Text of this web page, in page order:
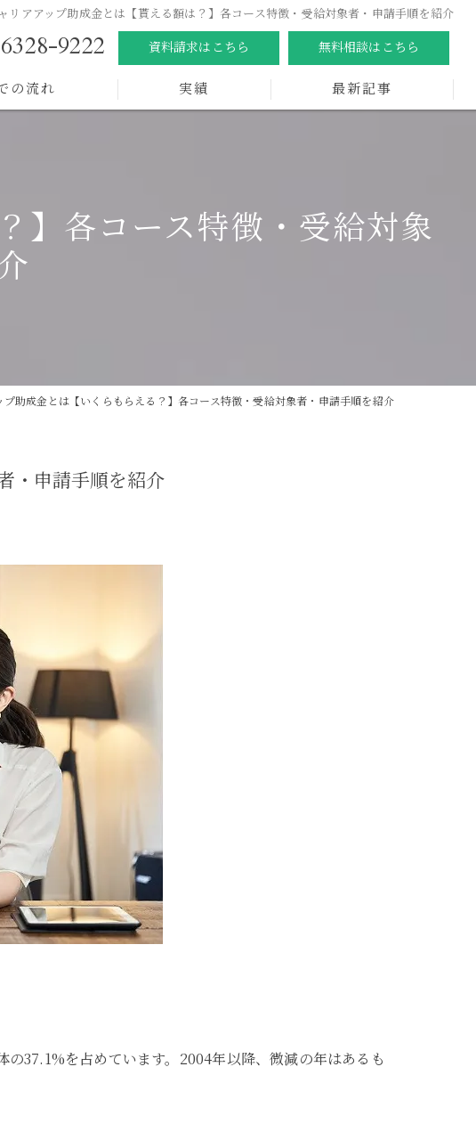
リアアップ助成金とは【貰える額は？】各コース特徴・受給対象者・申請手順を紹介
9222 資料請求はこちら 無料相談はこちら
の流れ 実績 最新記事
】各コース特徴・受給対象
プ助成金とは【いくらもらえる？】各コース特徴・受給対象者・申請手順を紹介
・申請手順を紹介
37.1%を占めています。2004年以降、微減の年はあるも